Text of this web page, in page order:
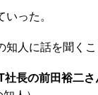
った。
人に話を聞く
長の前田裕二